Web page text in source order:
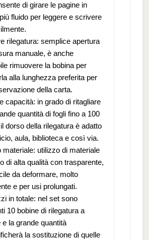
di girare le pagine in
fluido per leggere e scrivere
rilegatura: semplice apertura
manuale, è anche
rimuovere la bobina per
alla lunghezza preferita per
della carta.
capacità: in grado di ritagliare
quantità di fogli fino a 100
dorso della rilegatura è adatto
aula, biblioteca e così via.
materiale: utilizzo di materiale
di alta qualità con trasparente,
da deformare, molto
e per usi prolungati.
in totale: nel set sono
10 bobine di rilegatura a
e la grande quantità
la sostituzione di quelle